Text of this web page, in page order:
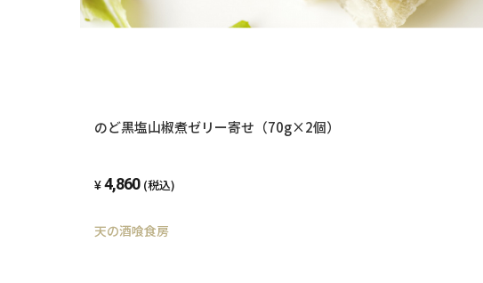
のど黒塩山椒煮ゼリー寄せ（70g×2個）
4,860 (税込)
天の酒喰食房